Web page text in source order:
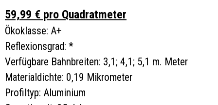
59,99 € pro Quadratmeter
Ökoklasse: A+
Reflexionsgrad: *
Verfügbare Bahnbreiten: 3,1; 4,1; 5,1 m. Meter
Materialdichte: 0,19 Mikrometer
Profiltyp: Aluminium